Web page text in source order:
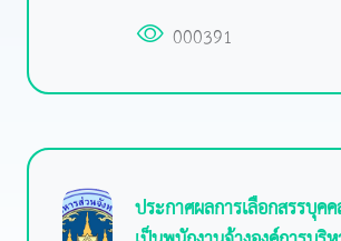
000391
ประกาศผลการเลือกสรรบุค